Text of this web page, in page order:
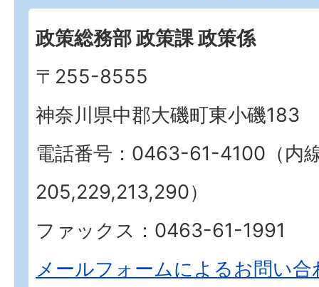
政策総務部 政策課 政策係
〒255-8555
神奈川県中郡大磯町東小磯183
電話番号：0463-61-4100（内
205,229,213,290）
ファックス：0463-61-1991
メールフォームによるお問い合